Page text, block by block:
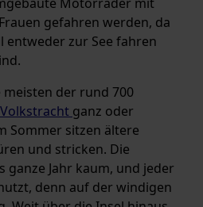
gefahren werden, da
zur See fahren
der rund 700
ganz oder
Sommer sitzen ältere
und stricken. Die
ganze Jahr kaum, und jeder
denn auf der windigen